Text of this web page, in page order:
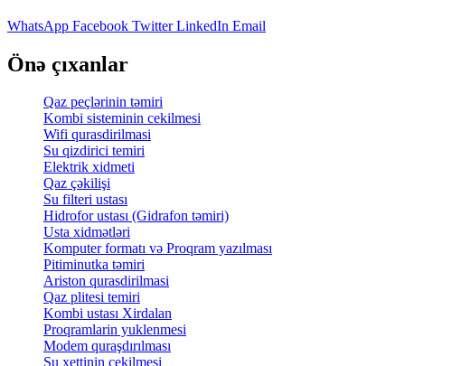
WhatsApp Facebook TwitterLinkedIn Email
Önə çıxanlar
Qaz peçlərinin təmiri
Kombi sisteminin cekilmesi
Wifi qurasdirilmasi
Su qizdirici temiri
Elektrik xidmeti
Qaz çəkilişi
Su filteri ustası
Hidrofor ustası (Gidrafon təmiri)
Usta xidmətləri
Komputer formatı və Proqram yazılması
Pitiminutka təmiri
Ariston qurasdirilmasi
Qaz plitesi temiri
Kombi ustası Xirdalan
Proqramlarin yuklenmesi
Modem quraşdırılması
Su xettinin cekilmesi